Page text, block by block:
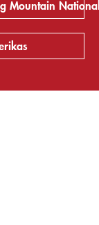
Mountain